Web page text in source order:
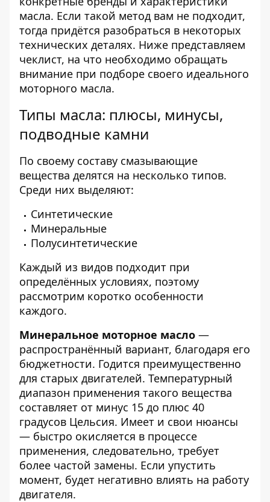
масла. Если такой метод вам не подходит,
тогда придётся разобраться в некоторых
технических деталях. Ниже представляем
чеклист, на что необходимо обращать
внимание при подборе своего идеального
моторного масла.
Типы масла: плюсы, минусы,
подводные камни
По своему составу смазывающие
вещества делятся на несколько типов.
Среди них выделяют:
Синтетические
Минеральные
Полусинтетические
Каждый из видов подходит при
определённых условиях, поэтому
рассмотрим коротко особенности
каждого.
Минеральное моторное масло —
распространённый вариант, благодаря его
бюджетности. Годится преимущественно
для старых двигателей. Температурный
диапазон применения такого вещества
составляет от минус 15 до плюс 40
градусов Цельсия. Имеет и свои нюансы
— быстро окисляется в процессе
применения, следовательно, требует
более частой замены. Если упустить
момент, будет негативно влиять на работу
двигателя.